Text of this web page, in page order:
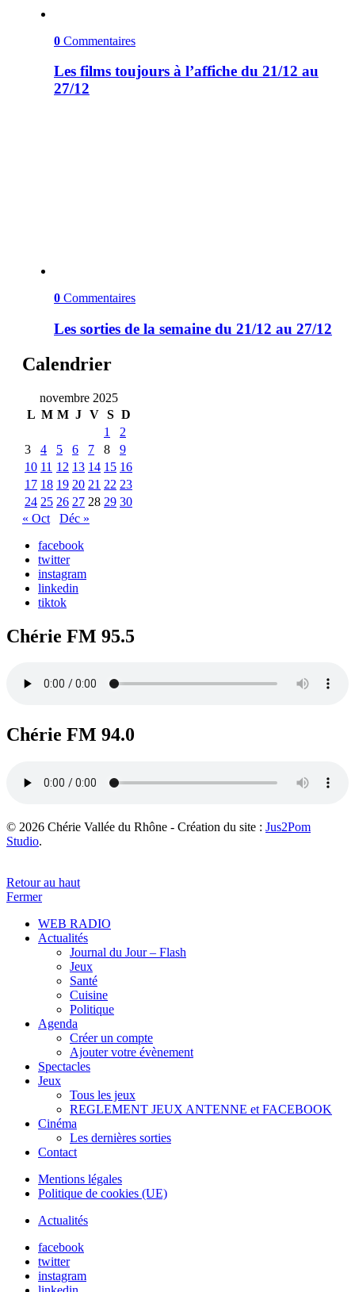
0 Commentaires
Les films toujours à l’affiche du 21/12 au
27/12
0 Commentaires
Les sorties de la semaine du 21/12 au 27/12
Calendrier
novembre 2025
L M M J V S D
1
2
3
4 5 6 7 8
9
10 11 12 13 14 15 16
17 18 19 20 21 22 23
24 25 26 27 28 29 30
« Oct
Déc »
facebook
twitter
instagram
linkedin
tiktok
Chérie FM 95.5
Chérie FM 94.0
© 2026 Chérie Vallée du Rhône - Création du site : Jus2Pom
Studio.
Retour au haut
Fermer
WEB RADIO
Actualités
Journal du Jour – Flash
Jeux
Santé
Cuisine
Politique
Agenda
Créer un compte
Ajouter votre évènement
Spectacles
Jeux
Tous les jeux
REGLEMENT JEUX ANTENNE et FACEBOOK
Cinéma
Les dernières sorties
Contact
Mentions légales
Politique de cookies (UE)
Actualités
facebook
twitter
instagram